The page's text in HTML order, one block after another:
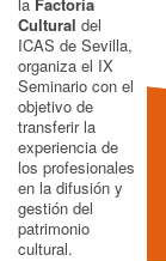
Cultural del
ICAS de Sevilla,
organiza el IX
Seminario con el
objetivo de
transferir la
experiencia de
los profesionales
en la difusión y
gestión del
patrimonio
cultural.